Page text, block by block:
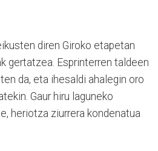
diren Giroko etapetan
gertatzea. Esprinterren taldeen
da, eta ihesaldi ahalegin oro
Gaur hiru laguneko
heriotza ziurrera kondenatua